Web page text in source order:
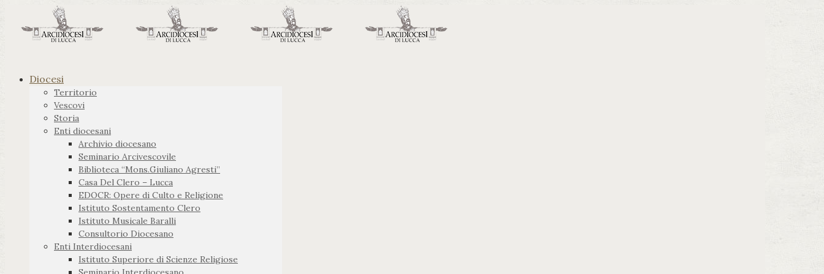
Diocesi
Territorio
Vescovi
Storia
Enti diocesani
Archivio diocesano
Seminario Arcivescovile
Biblioteca “Mons.Giuliano Agresti”
Casa Del Clero – Lucca
EDOCR: Opere di Culto e Religione
Istituto Sostentamento Clero
Istituto Musicale Baralli
Consultorio Diocesano
Enti Interdiocesani
Istituto Superiore di Scienze Religiose